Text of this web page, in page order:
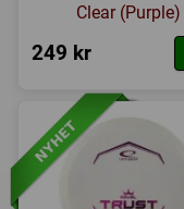
Clear (Purple)
249 kr